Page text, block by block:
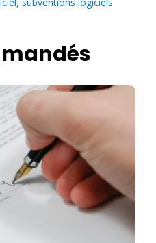
, subventions logiciels